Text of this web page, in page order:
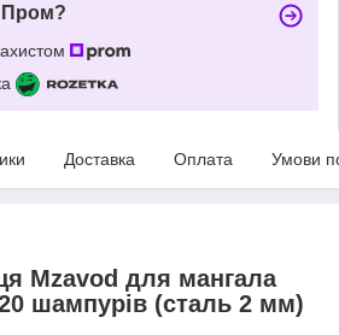
Пром?
Доставка Оплата Умови
Mzavod для мангала
шампурів (сталь 2 мм)